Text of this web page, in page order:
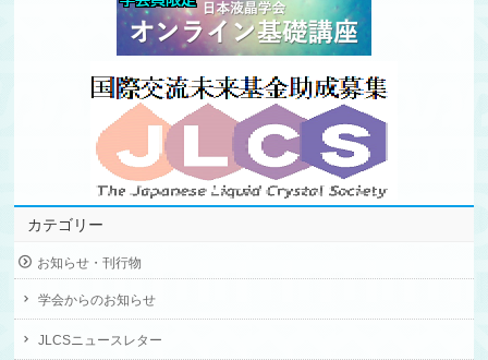
カテゴリー
お知らせ・刊行物
学会からのお知らせ
JLCSニュースレター